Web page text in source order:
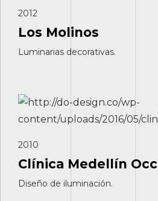
2012
Los Molinos
Luminarias decorativas.
2010
Clínica Medellín
Diseño de iluminación.